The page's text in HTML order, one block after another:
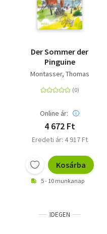
Der Sommer der
Pinguine
Montasser, Thomas
Online ár:
4 672 Ft
Eredeti ár: 4 917 Ft
Kosárba
5 - 10 munkanap
IDEGEN